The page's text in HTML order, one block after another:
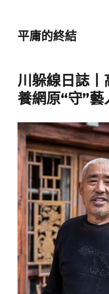
平庸的終結
川躲線日誌
養網原“守”藝